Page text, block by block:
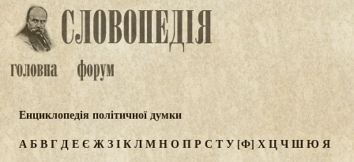
Енциклопедія політичної думки
АБВГДЕЄ ЖЗІКЛМНОПРС ТУ[Ф] ХЦЧШЮЯ